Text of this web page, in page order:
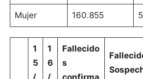
Mujer 160.855
1
5
1
6
Fallecido
s